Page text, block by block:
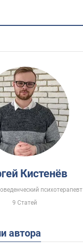
Кистенёв
психотерапевт
9 Статей
автора